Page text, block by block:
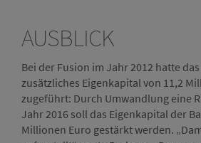
AUSBLICK
Bei der Fusion im Jahr 2012 hatte
zusätzliches Eigenkapital von 11,2
zugeführt: Durch Umwandlung eine
Jahr 2016 soll das Eigenkapital der
Millionen Euro gestärkt werden.